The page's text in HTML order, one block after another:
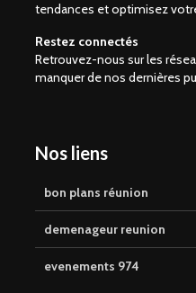
tendances et optimisez
Restez connectés
Retrouvez-nous sur les
manquer de nos dernières
Nos liens
bon plans réunion
demenageur reunion
evenements 974